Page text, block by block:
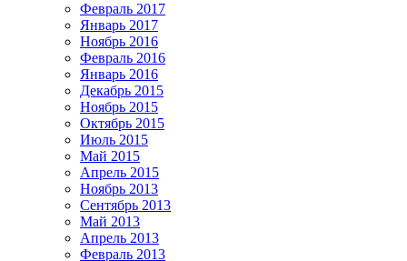
Февраль 2017
Январь 2017
Ноябрь 2016
Февраль 2016
Январь 2016
Декабрь 2015
Ноябрь 2015
Октябрь 2015
Июль 2015
Май 2015
Апрель 2015
Ноябрь 2013
Сентябрь 2013
Май 2013
Апрель 2013
Февраль 2013